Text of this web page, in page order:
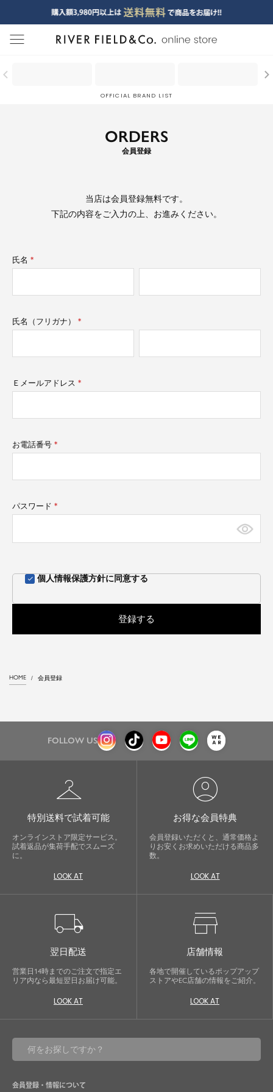
menu
OFFICIAL BRAND LIST
ORDERS
会員登録
当店は会員登録無料です。
下記の内容をご入力の上、お進みください。
氏名
(必
氏名（フリガナ）
(必
Ｅメールアドレス
(必
お電話番号
(必
パスワード
(必
個人情報保護方針に同意する
登録する
HOME 会員登録
FOLLOW US
checkroom
特別送料で試着可能
オンラインストア限定サービス。
試着返品が集荷手配でスムーズ
に。
LOOK AT
account_circle
お得な会員特典
会員登録いただくと、通常価格よ
りお安くお求めいただける商品多
数。
LOOK AT
local_shipping
翌日配送
営業日14時までのご注文で指定エ
リア内なら最短翌日お届け可能。
LOOK AT
store
店舗情報
各地で開催しているポップアップ
ストアやEC店舗の情報をご紹介。
LOOK AT
会員登録・情報について